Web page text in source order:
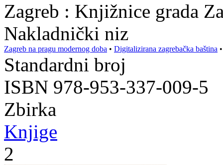
Zagreb : Knjižnice grada
Nakladnički niz
Zagreb na pragu modernog doba • Digitalizirana zagrebačka baština
Standardni broj
ISBN 978-953-337-009-5
Zbirka
Knjige
2